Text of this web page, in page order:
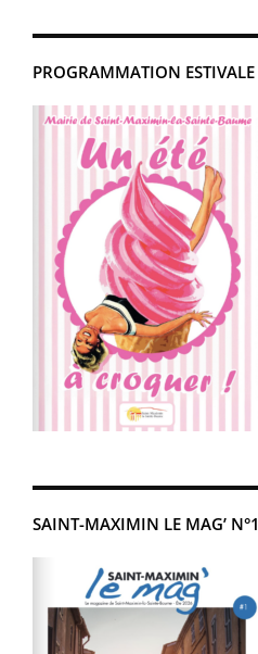
PROGRAMMATION ESTIVALE
SAINT-MAXIMIN LE MAG’ N°1